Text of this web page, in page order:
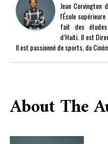
Jean Corvington
l'École
fait des études
d’Haiti. Il est
Il est passionné de sports, du
About The